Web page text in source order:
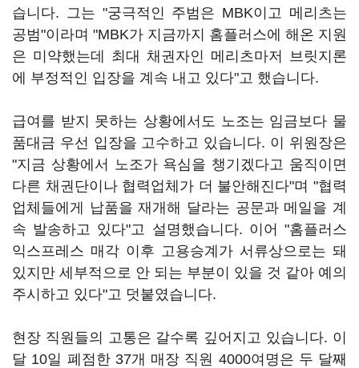
습니다. 그는 "궁극적인 주범은 MBK이고 메리츠는
공범"이라며 "MBK가 지금까지 홈플러스에 해온 지원
은 미약했는데 최대 채권자인 메리츠마저 브릿지론
에 부정적인 입장을 계속 내고 있다"고 했습니다.
급여를 받지 못하는 상황에서도 노조는 임금보다 물
품대금 우선 입장을 고수하고 있습니다. 이 위원장은
"지금 상황에서 노조가 욕심을 챙기겠다고 움직이면
다른 채권단이나 협력업체가 더 불안해진다"며 "협력
업체들에게 납품을 재개해 달라는 공문과 메일을 계
속 발송하고 있다"고 설명했습니다. 이어 "홈플러스
익스프레스 매각 이후 고용승계가 서류상으로는 돼
있지만 세부적으로 안 되는 부분이 있을 것 같아 예의
주시하고 있다"고 덧붙였습니다.
현장 직원들의 고통은 갈수록 깊어지고 있습니다. 이
달 10일 폐점한 37개 매장 직원 4000여명은 두 달째